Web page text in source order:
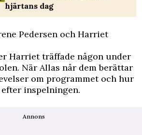
hjärtans dag
Pedersen och Harriet
Harriet träffade någon under
När Allas når dem berättar
om programmet och hur
inspelningen.
Annons